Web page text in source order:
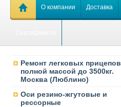
О компании Доставка
Ремонт легковых прицепов
полной массой до 3500кг.
Москва (Люблино)
Оси резино-жгутовые и
рессорные